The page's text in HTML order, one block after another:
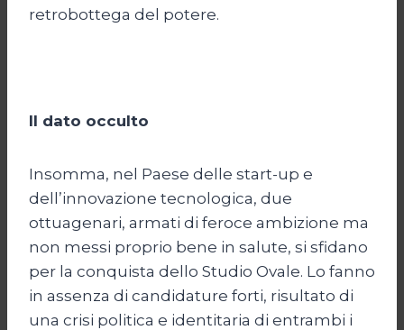
retrobottega del potere.
Il dato occulto
Insomma, nel Paese delle start-up e
dell’innovazione tecnologica, due
ottuagenari, armati di feroce ambizione ma
non messi proprio bene in salute, si sfidano
per la conquista dello Studio Ovale. Lo fanno
in assenza di candidature forti, risultato di
una crisi politica e identitaria di entrambi i